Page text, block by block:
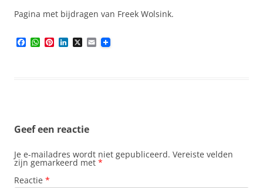
Pagina met bijdragen van Freek Wolsink.
W P X E
m
Geef een reactie
Je e-mailadres wordt niet gepubliceerd. Vereiste velden
zijn gemarkeerd met *
Reactie *